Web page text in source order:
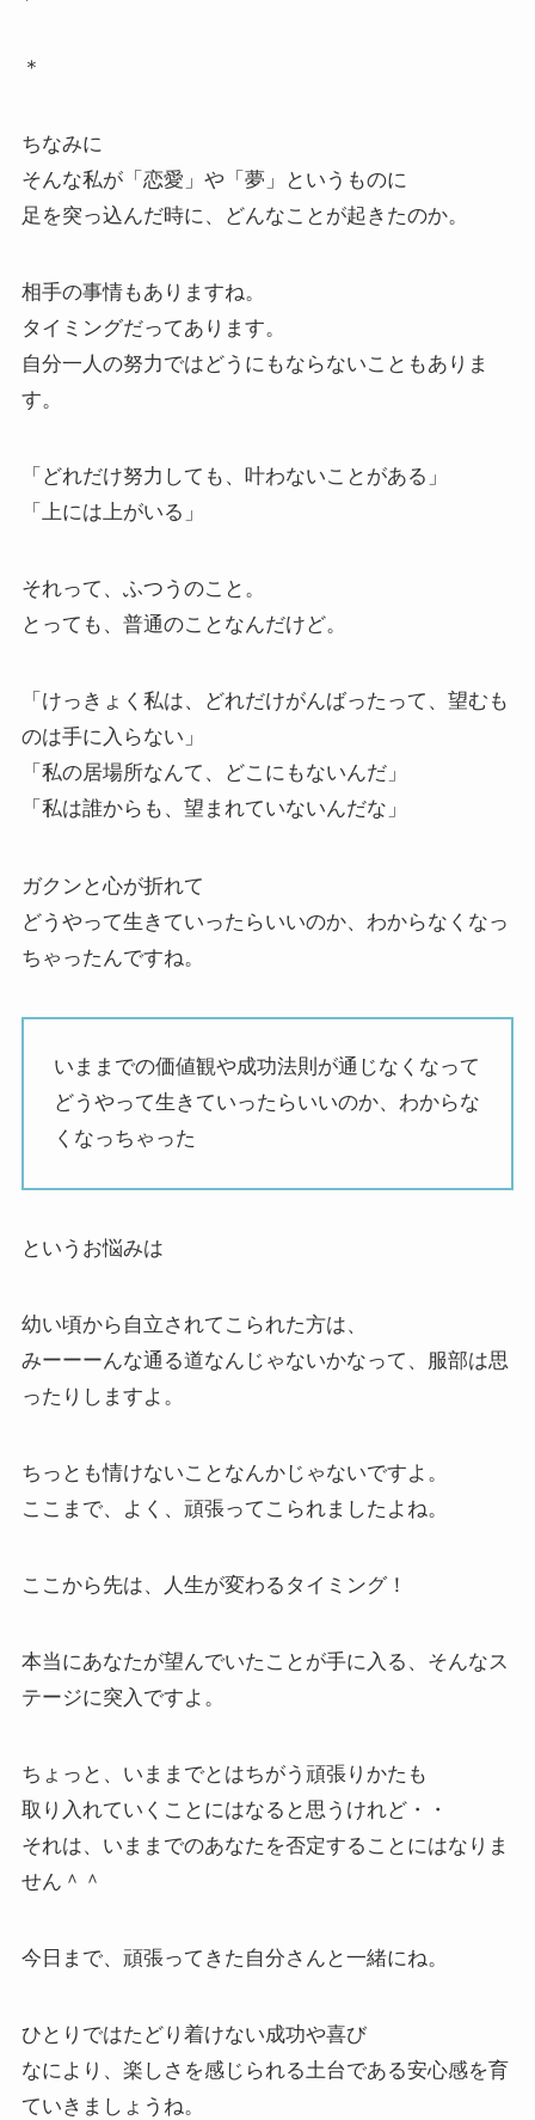
＊
ちなみに
そんな私が「恋愛」や「夢」というものに
足を突っ込んだ時に、どんなことが起きたのか。
相手の事情もありますね。
タイミングだってあります。
自分一人の努力ではどうにもならないこともありま
す。
「どれだけ努力しても、叶わないことがある」
「上には上がいる」
それって、ふつうのこと。
とっても、普通のことなんだけど。
「けっきょく私は、どれだけがんばったって、望むも
のは手に入らない」
「私の居場所なんて、どこにもないんだ」
「私は誰からも、望まれていないんだな」
ガクンと心が折れて
どうやって生きていったらいいのか、わからなくなっ
ちゃったんですね。
いままでの価値観や成功法則が通じなくなって
どうやって生きていったらいいのか、わからな
くなっちゃった
というお悩みは
幼い頃から自立されてこられた方は、
みーーーんな通る道なんじゃないかなって、服部は思
ったりしますよ。
ちっとも情けないことなんかじゃないですよ。
ここまで、よく、頑張ってこられましたよね。
ここから先は、人生が変わるタイミング！
本当にあなたが望んでいたことが手に入る、そんなス
テージに突入ですよ。
ちょっと、いままでとはちがう頑張りかたも
取り入れていくことにはなると思うけれど・・
それは、いままでのあなたを否定することにはなりま
せん＾＾
今日まで、頑張ってきた自分さんと一緒にね。
ひとりではたどり着けない成功や喜び
なにより、楽しさを感じられる土台である安心感を育
ていきましょうね。